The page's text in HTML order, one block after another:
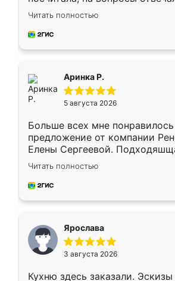
Замерщик приехал в субботу,
делу со всей
за день, ребята работали
Читать полностью
Аринка Р.
5 августа 2026
Больше всех мне понравилось
предложение от компании
Елены Сергеевой.
короткие сроки
для замера сотрудник
предложил по моему эскизу
Читать полностью
Ярослава
3 августа 2026
Кухню здесь заказали.